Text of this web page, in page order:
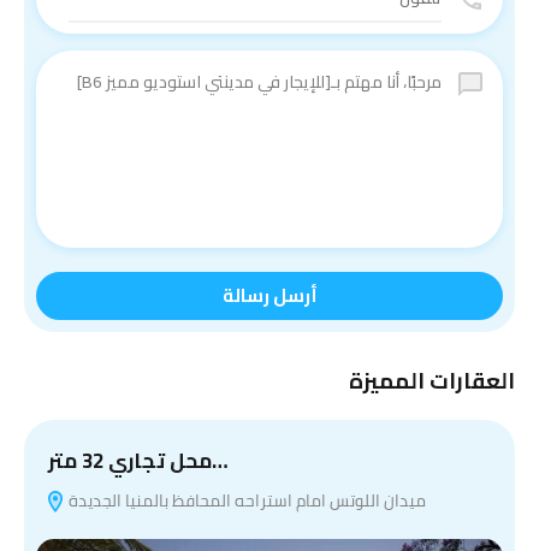
أرسل رسالة
العقارات المميزة
محل تجاري 32 متر…
ميدان اللوتس امام استراحه المحافظ بالمنيا الجديدة